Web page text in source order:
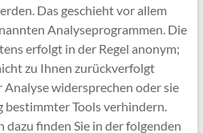
Das geschieht vor allem
Analyseprogrammen. Die
erfolgt in der Regel anonym;
zu Ihnen zurückverfolgt
Analyse widersprechen oder sie
Tools verhindern.
finden Sie in der folgenden